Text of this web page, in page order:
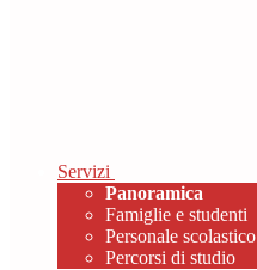
Servizi
Panoramica
Famiglie e studenti
Personale scolastico
Percorsi di studio